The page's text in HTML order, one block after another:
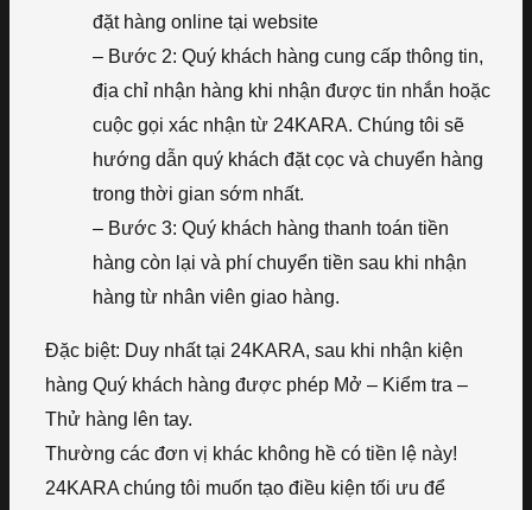
đặt hàng online tại website
– Bước 2: Quý khách hàng cung cấp thông tin,
địa chỉ nhận hàng khi nhận được tin nhắn hoặc
cuộc gọi xác nhận từ 24KARA. Chúng tôi sẽ
hướng dẫn quý khách đặt cọc và chuyển hàng
trong thời gian sớm nhất.
– Bước 3: Quý khách hàng thanh toán tiền
hàng còn lại và phí chuyển tiền sau khi nhận
hàng từ nhân viên giao hàng.
Đặc biệt: Duy nhất tại 24KARA, sau khi nhận kiện
hàng Quý khách hàng được phép Mở – Kiểm tra –
Thử hàng lên tay.
Thường các đơn vị khác không hề có tiền lệ này!
24KARA chúng tôi muốn tạo điều kiện tối ưu để